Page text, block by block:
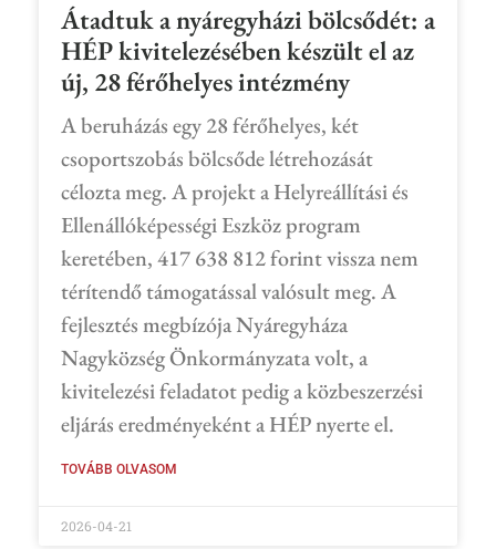
Átadtuk a nyáregyházi bölcsődét: a
HÉP kivitelezésében készült el az
új, 28 férőhelyes intézmény
A beruházás egy 28 férőhelyes, két
csoportszobás bölcsőde létrehozását
célozta meg. A projekt a Helyreállítási és
Ellenállóképességi Eszköz program
keretében, 417 638 812 forint vissza nem
térítendő támogatással valósult meg. A
fejlesztés megbízója Nyáregyháza
Nagyközség Önkormányzata volt, a
kivitelezési feladatot pedig a közbeszerzési
eljárás eredményeként a HÉP nyerte el.
TOVÁBB OLVASOM
2026-04-21